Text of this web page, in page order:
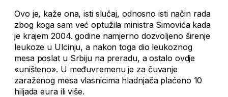
Ovo je, kaže ona, isti slučaj, odnosno isti način rada
zbog koga sam već optužila ministra Simovića kada
je krajem 2004. godine namjerno dozvoljeno širenje
leukoze u Ulcinju, a nakon toga dio leukoznog
mesa poslat u Srbiju na preradu, a ostalo ovdje
«uništeno». U međuvremenu je za čuvanje
zaraženog mesa vlasnicima hladnjača plaćeno 10
hiljada eura ili više.